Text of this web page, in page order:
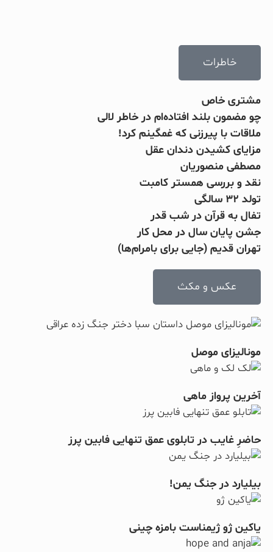
خاطرات
مشتری خاص
چو مضمون بلند افتاده‌ام در خاطر لالی
ملاقات با پیرزنی که غمگینم کرد!
مزایای کشیدن دندان عقل
مصطفی منصوریان
نقد و بررسی همستر کامبت
تولد ۳۲ سالگی
تفال به قرآن در شب قدر
جشن پایان سال در محل کار
تهران قدیم (جایی برای بامرام‌ها)
عکس و مکث
مونالیزای موصل
آخرین پرواز ماهی
حاضرِ غایب در تابلوی عمق تنهایی فابین پرز
بیلیارد در جنگ یمن!
یاکین ژو ژیمناست بامزه چینی